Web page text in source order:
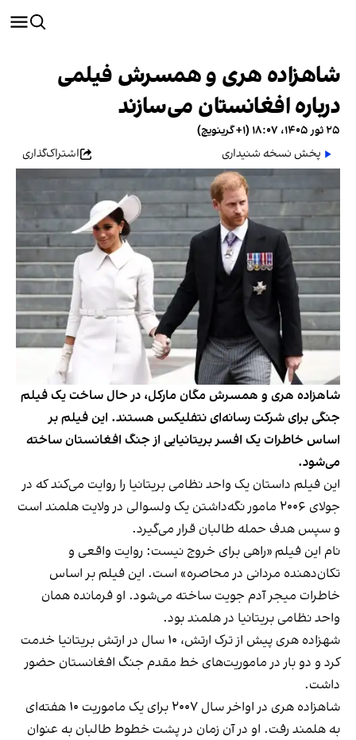
شاهزاده هری و همسرش فیلمی
درباره افغانستان می‌سازند
۲۵ ثور ۱۴۰۵، ۱۸:۰۷ (‎+۱ گرینویچ)
پخش نسخه شنیداری
اشتراک‌گذاری
شاهزاده هری و همسرش مگان مارکل، در حال ساخت یک فیلم
جنگی برای شرکت رسانه‌ای نتفلیکس‌ هستند. این فیلم بر
اساس خاطرات یک افسر بریتانیایی از جنگ افغانستان ساخته
می‌شود.
این فیلم داستان یک واحد نظامی بریتانیا را روایت می‌کند که در
جولای ۲۰۰۶ مامور نگه‌داشتن یک ولسوالی در ولایت هلمند است
و سپس هدف حمله طالبان قرار می‌گیرد.
نام این فیلم «راهی برای خروج نیست: روایت واقعی و
تکان‌دهنده مردانی در محاصره» است. این فیلم بر اساس
خاطرات میجر آدم جویت ساخته می‌شود. او فرمانده همان
واحد نظامی بریتانیا در هلمند بود.
شهزاده هری پیش از ترک ارتش، ۱۰ سال در ارتش بریتانیا خدمت
کرد و دو بار در ماموریت‌های خط مقدم جنگ افغانستان حضور
داشت.
شاهزاده هری در اواخر سال ۲۰۰۷ برای یک ماموریت ۱۰ هفته‌ای
به هلمند رفت. او در آن زمان در پشت خطوط طالبان به عنوان